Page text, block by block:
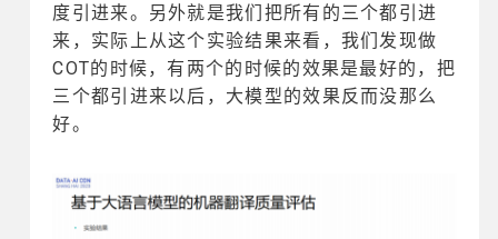
度引进来。另外就是我们把所有的三个都引进
来，实际上从这个实验结果来看，我们发现做
COT的时候，有两个的时候的效果是最好的，把
三个都引进来以后，大模型的效果反而没那么
好。